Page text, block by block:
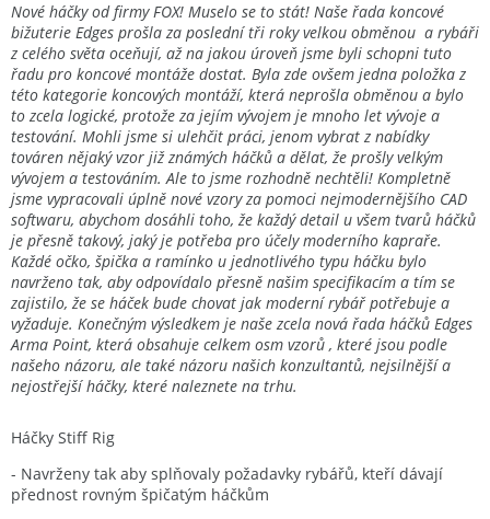
Nové háčky od firmy FOX! Muselo se to stát! Naše řada koncové
bižuterie Edges prošla za poslední tři roky velkou obměnou a rybáři
z celého světa oceňují, až na jakou úroveň jsme byli schopni tuto
řadu pro koncové montáže dostat. Byla zde ovšem jedna položka z
této kategorie koncových montáží, která neprošla obměnou a bylo
to zcela logické, protože za jejím vývojem je mnoho let vývoje a
testování. Mohli jsme si ulehčit práci, jenom vybrat z nabídky
továren nějaký vzor již známých háčků a dělat, že prošly velkým
vývojem a testováním. Ale to jsme rozhodně nechtěli! Kompletně
jsme vypracovali úplně nové vzory za pomoci nejmodernějšího CAD
softwaru, abychom dosáhli toho, že každý detail u všem tvarů háčků
je přesně takový, jaký je potřeba pro účely moderního kapraře.
Každé očko, špička a ramínko u jednotlivého typu háčku bylo
navrženo tak, aby odpovídalo přesně našim specifikacím a tím se
zajistilo, že se háček bude chovat jak moderní rybář potřebuje a
vyžaduje. Konečným výsledkem je naše zcela nová řada háčků Edges
Arma Point, která obsahuje celkem osm vzorů , které jsou podle
našeho názoru, ale také názoru našich konzultantů, nejsilnější a
nejostřejší háčky, které naleznete na trhu.
Háčky Stiff Rig
- Navrženy tak aby splňovaly požadavky rybářů, kteří dávají
přednost rovným špičatým háčkům